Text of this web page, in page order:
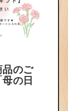
品のご
の日